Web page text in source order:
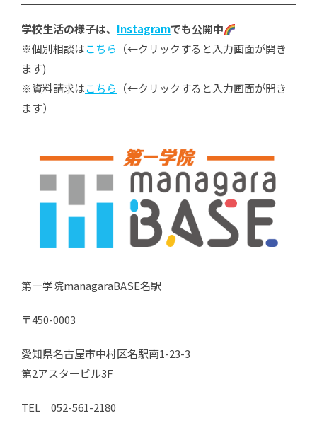
学校生活の様子は、 Instagramでも公開中
※個別相談はこちら （←クリックすると入力画面が開き
ます)
※資料請求はこちら （←クリックすると入力画面が開き
ます）
第一学院managaraBASE名駅
〒450-0003
愛知県名古屋市中村区名駅南1-23-3
第2アスタービル3F
TEL 052-561-2180